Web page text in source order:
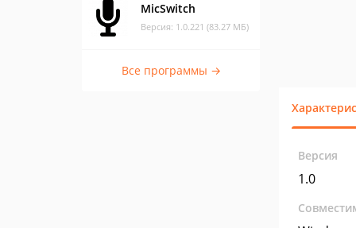
MicSwitch
Версия: 1.0.221 (83.27 МБ)
Все программы →
Версия
1.0